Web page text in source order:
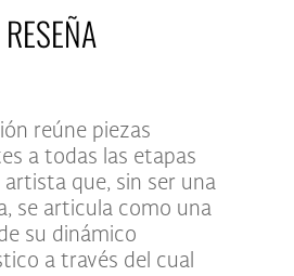
RESEÑA
reúne piezas
a todas las etapas
que, sin ser una
se articula como una
su dinámico
a través del cual